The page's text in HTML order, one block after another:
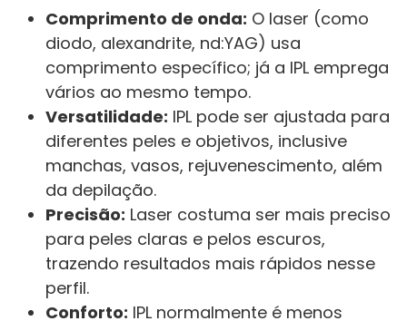
Comprimento de onda: O laser (como
diodo, alexandrite, nd:YAG) usa
comprimento específico; já a IPL emprega
vários ao mesmo tempo.
Versatilidade: IPL pode ser ajustada para
diferentes peles e objetivos, inclusive
manchas, vasos, rejuvenescimento, além
da depilação.
Precisão: Laser costuma ser mais preciso
para peles claras e pelos escuros,
trazendo resultados mais rápidos nesse
perfil.
Conforto: IPL normalmente é menos